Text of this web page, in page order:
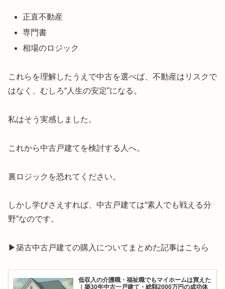
正直不動産
専門書
相場のロジック
これらを理解したうえで中古を選べば、不動産はリスクで
はなく、むしろ“人生の安定”になる。
私はそう実感しました。
これから中古戸建てを検討する人へ。
裏ロジックを恐れてください。
しかし学びさえすれば、中古戸建ては“素人でも戦える分
野”なのです。
▶築古中古戸建ての購入についてまとめた記事はこちら
低収入の介護職・福祉職でもマイホームは買えた
｜築30年中古一戸建て・総額2000万円の成功体